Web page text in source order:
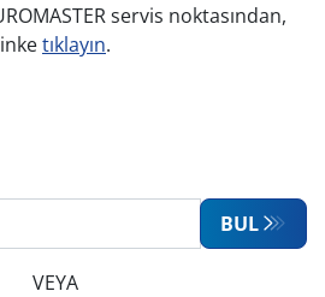
servis noktasından,
tıklayın.
BUL
VEYA